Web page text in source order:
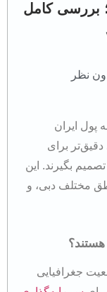
بررسی کامل
نظر
پول ایران
دقیق‌تر برای
بگیرند. این
مختلف دبی، و
هستند؟
جغرافیایی